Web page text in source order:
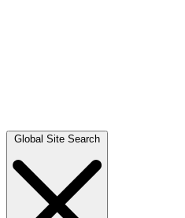
Global Site Search